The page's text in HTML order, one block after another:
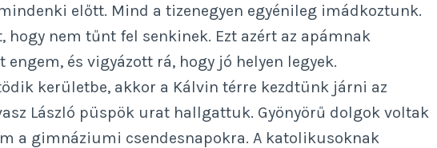
előtt. Mind a tizenegyen egyénileg imádkoztunk.
hogy nem tűnt fel senkinek. Ezt azért az apámnak
és vigyázott rá, hogy jó helyen legyek.
kerületbe, akkor a Kálvin térre kezdtünk járni az
László püspök urat hallgattuk. Gyönyörű dolgok voltak
a gimnáziumi csendesnapokra. A katolikusoknak